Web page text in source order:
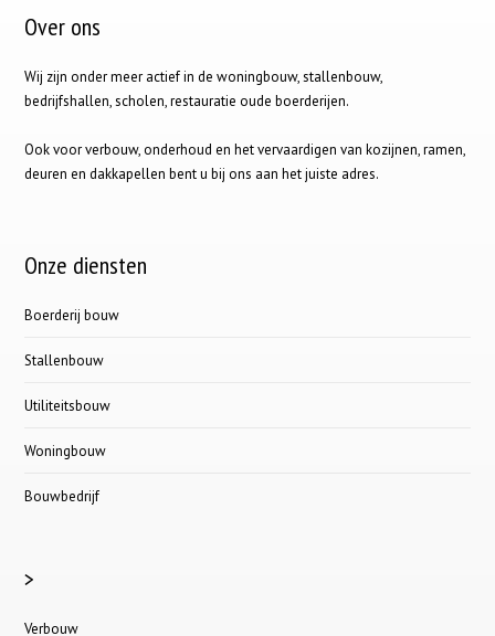
Over ons
Wij zijn onder meer actief in de woningbouw, stallenbouw,
bedrijfshallen, scholen, restauratie oude boerderijen.
Ook voor verbouw, onderhoud en het vervaardigen van kozijnen, ramen,
deuren en dakkapellen bent u bij ons aan het juiste adres.
Onze diensten
Boerderij bouw
Stallenbouw
Utiliteitsbouw
Woningbouw
Bouwbedrijf
>
Verbouw